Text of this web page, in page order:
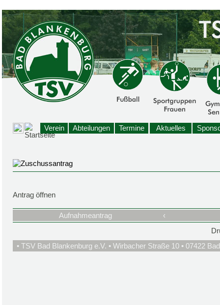
Verein Abteilungen Termine Aktuelles
Antrag öffnen
Aufnahmeantrag
‹
• TSV Bad Blankenburg e.V. • Wirbacher Straße 10 • 07422